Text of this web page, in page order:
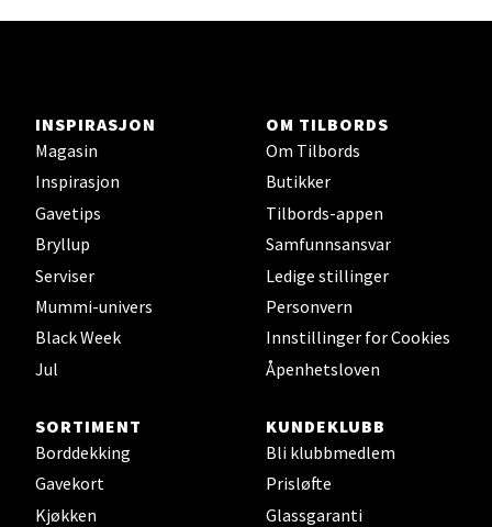
INSPIRASJON
Magasin
Inspirasjon
Gavetips
Bryllup
Serviser
Mummi-univers
Black Week
Jul
OM TILBORDS
Om Tilbords
Butikker
Tilbords-appen
Samfunnsansvar
Ledige stillinger
Personvern
Innstillinger for Cookies
Åpenhetsloven
SORTIMENT
Borddekking
Gavekort
Kjøkken
KUNDEKLUBB
Bli klubbmedlem
Prisløfte
Glassgaranti
Åpent i dag 10-19
Lillehammer - Strandtorget
Strandtorget, 2609 Lillehammer
Åpent i dag 09-18
0 i butikk
Strømmen - Thon Senter Strømmen